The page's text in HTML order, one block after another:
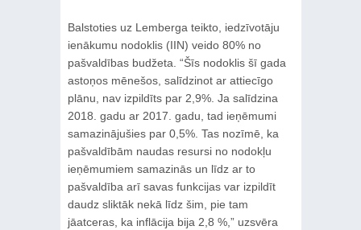
Balstoties uz Lemberga teikto, iedzīvotāju
ienākumu nodoklis (IIN) veido 80% no
pašvaldības budžeta. “Šīs nodoklis šī gada
astoņos mēnešos, salīdzinot ar attiecīgo
plānu, nav izpildīts par 2,9%. Ja salīdzina
2018. gadu ar 2017. gadu, tad ieņēmumi
samazinājušies par 0,5%. Tas nozīmē, ka
pašvaldībām naudas resursi no nodokļu
ieņēmumiem samazinās un līdz ar to
pašvaldība arī savas funkcijas var izpildīt
daudz sliktāk nekā līdz šim, pie tam
jāatceras, ka inflācija bija 2,8 %,” uzsvēra